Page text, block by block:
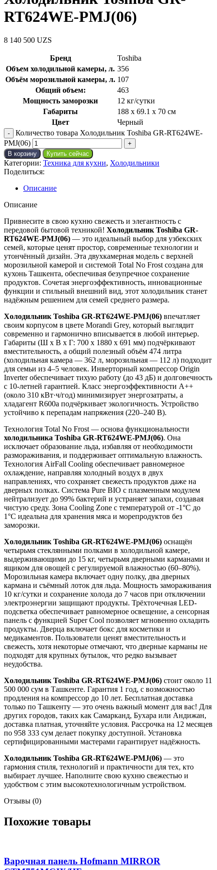
RT624WE-PMJ(06)
8 140 500 UZS
Бренд
Toshiba
Объем холодильной камеры, л. 356
Объём морозильной камеры, л. 107
Общий объем:
463
Мощность заморозки
12 кг/сутки
Габариты
188 х 69.1 х 70 см
Цвет
Черный
Количество товара Холодильник Toshiba GR-RT624WE-
PMJ(06)
В корзину Купить сейчас
Категории: Техника для кухни, Холодильники
Поделиться:
Описание
Описание
Привнесите в свою кухню свежесть и элегантность с
передовой бытовой техникой! Холодильник Toshiba GR-
RT624WE-PMJ(06) — это идеальный выбор для узбекских
семей, которые ценят простор, современные технологии и
утончённый дизайн. Эта двухкамерная модель с верхней
морозильной камерой и системой Total No Frost создана для
кухонь Ташкента, обеспечивая безупречное сохранение
продуктов. Сочетая энергоэффективность, инновационные
функции и стильный внешний вид, этот холодильник станет
надёжным решением для семей среднего размера.
Холодильник Toshiba GR-RT624WE-PMJ(06) впечатляет
своим корпусом в цвете Morandi Grey, который выглядит
современно и гармонично вписывается в любой интерьер.
Габариты (Ш x В x Г: 700 x 1880 x 691 мм) подчёркивают
вместительность, а общий полезный объём 474 литра
(холодильная камера — 362 л, морозильная — 112 л) подходит
для семьи из 4–5 человек. Инверторный компрессор Origin
Inverter обеспечивает тихую работу (до 43 дБ) и долговечность
с 10-летней гарантией. Класс энергоэффективности A++
(около 310 кВт·ч/год) минимизирует энергозатраты, а
хладагент R600a подчёркивает экологичность. Устройство
устойчиво к перепадам напряжения (220–240 В).
Технология Total No Frost — основа функциональности
холодильника Toshiba GR-RT624WE-PMJ(06). Она
исключает образование льда, избавляя от необходимости
размораживания, и поддерживает оптимальную влажность.
Технология AirFall Cooling обеспечивает равномерное
охлаждение, направляя холодный воздух в двух
направлениях, что сохраняет свежесть продуктов даже на
дверных полках. Система Pure BIO с плазменным модулем
нейтрализует до 99% бактерий и устраняет запахи, создавая
чистую среду. Зона Cooling Zone с температурой от -1°C до
1°C идеальна для хранения мяса и морепродуктов без
заморозки.
Холодильник Toshiba GR-RT624WE-PMJ(06) оснащён
четырьмя стеклянными полками в холодильной камере,
выдерживающими до 15 кг, четырьмя дверными карманами и
ящиком для овощей с регулируемой влажностью (60–80%).
Морозильная камера включает одну полку, два дверных
кармана и съёмный лоток для льда. Мощность замораживания
10 кг/сутки и сохранение холода до 7 часов при отключении
электроэнергии защищают продукты. Трёхточечная LED-
подсветка обеспечивает равномерное освещение, а сенсорная
панель с функцией Super Cool позволяет мгновенно охладить
продукты. Дверца включает бокс для косметики и
медикаментов. Пользователи ценят вместительность и
свежесть, хотя некоторые отмечают, что дверные карманы не
подходят для крупных бутылок, что редко вызывает
неудобства.
Холодильник Toshiba GR-RT624WE-PMJ(06) стоит около 11
500 000 сум в Ташкенте. Гарантия 1 год, с возможностью
продления на компрессор до 10 лет. Бесплатная доставка
только по Ташкенту — это очень важный момент для вас! Для
других городов, таких как Самарканд, Бухара или Андижан,
доставка платная, уточняйте условия. Рассрочка на 12 месяцев
по 958 333 сум делает покупку доступной. Установка
сертифицированными мастерами гарантирует надёжность.
Холодильник Toshiba GR-RT624WE-PMJ(06) — это
гармония стиля, технологий и практичности для тех, кто
выбирает лучшее. Наполните свою кухню свежестью и
удобством с этим высокотехнологичным устройством.
Отзывы (0)
Похожие товары
Варочная панель Hofmann MIRROR